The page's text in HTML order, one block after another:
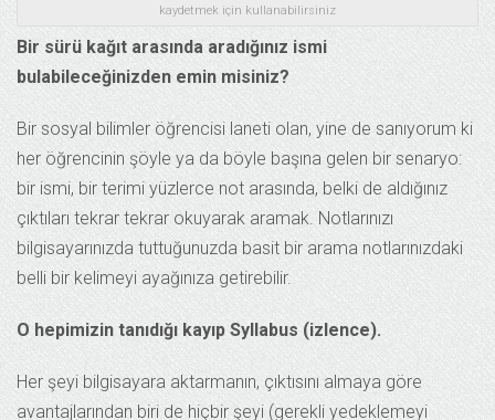
kaydetmek için kullanabilirsiniz
Bir sürü kağıt arasında aradığınız ismi
bulabileceğinizden emin misiniz?
Bir sosyal bilimler öğrencisi laneti olan, yine de sanıyorum ki
her öğrencinin şöyle ya da böyle başına gelen bir senaryo:
bir ismi, bir terimi yüzlerce not arasında, belki de aldığınız
çıktıları tekrar tekrar okuyarak aramak. Notlarınızı
bilgisayarınızda tuttuğunuzda basit bir arama notlarınızdaki
belli bir kelimeyi ayağınıza getirebilir.
O hepimizin tanıdığı kayıp Syllabus (izlence).
Her şeyi bilgisayara aktarmanın, çıktısını almaya göre
avantajlarından biri de hiçbir şeyi (gerekli yedeklemeyi